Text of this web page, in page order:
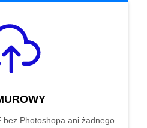
bez Photoshopa ani żadnego